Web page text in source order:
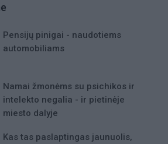
Pensijų pinigai - naudotiems
automobiliams
Namai žmonėms su psichikos ir
intelekto negalia - ir pietinėje
miesto dalyje
Kas tas paslaptingas jaunuolis,